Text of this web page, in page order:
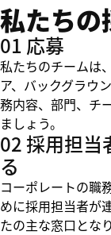
私たちの
01 応募
私たちのチームは
ア、バックグラウ
務内容、部門、チ
ましょう。
02 採用担当
る
コーポレートの職
めに採用担当者が
たの主な窓口とな